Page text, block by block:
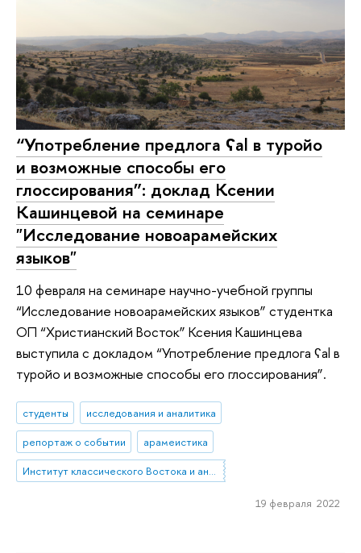
“Употребление предлога ʕal в туройо
и возможные способы его
глоссирования”: доклад Ксении
Кашинцевой на семинаре
"Исследование новоарамейских
языков"
10 февраля на семинаре научно-учебной группы
“Исследование новоарамейских языков” студентка
ОП “Христианский Восток” Ксения Кашинцева
выступила с докладом “Употребление предлога ʕal в
туройо и возможные способы его глоссирования”.
студенты
исследования и аналитика
репортаж о событии
арамеистика
Институт классического Востока и античности
19 февраля 2022